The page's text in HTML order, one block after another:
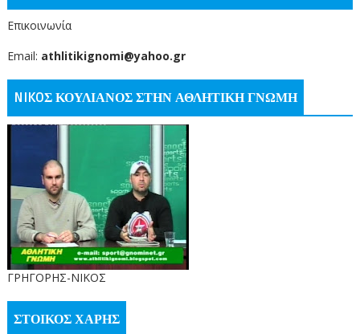
Επικοινωνία
Email: athlitikignomi@yahoo.gr
NIKOΣ ΚΟΥΛΙΑΝΟΣ ΣΤΗΝ ΑΘΛΗΤΙΚΗ ΓΝΩΜΗ
ΓΡΗΓΟΡΗΣ-ΝΙΚΟΣ
ΣΤΟΙΚΟΣ ΧΑΡΗΣ